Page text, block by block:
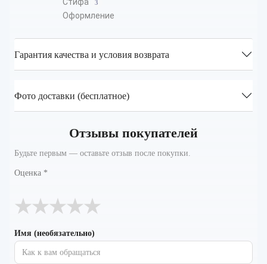
3
Оформление
Гарантия качества и условия возврата
Фото доставки (бесплатное)
Отзывы покупателей
Будьте первым — оставьте отзыв после покупки.
Оценка *
★
★
★
★
★
Имя (необязательно)